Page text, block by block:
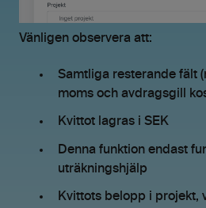
Vänligen observera att:
Samtliga resterande fält
moms och avdragsgill
Kvittot lagras i SEK
Denna funktion endast
uträkningshjälp
Kvittots belopp i projekt,